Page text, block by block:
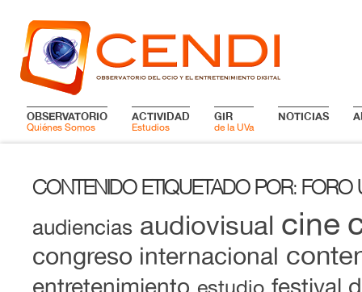
OBSERVATORIO
Quiénes Somos
ACTIVIDAD
Estudios
GIR
de la UVa
NOTICIAS
CONTENIDO ETIQUETADO POR: FORO
audiencias audiovisual cine
congreso internacional
entretenimiento estudio festival